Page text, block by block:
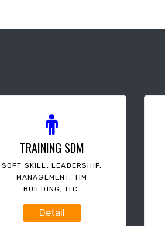
TRAINING SDM
SOFT SKILL, LEADERSHIP,
MANAGEMENT, TIM
BUILDING, ITC.
Detail